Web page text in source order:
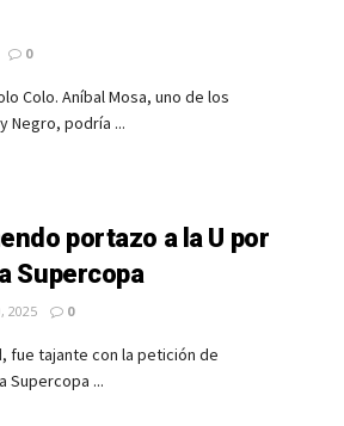
0
Colo. Aníbal Mosa, uno de los
Negro, podría ...
portazo a la U por
Supercopa
2025 0
fue tajante con la petición de
Supercopa ...